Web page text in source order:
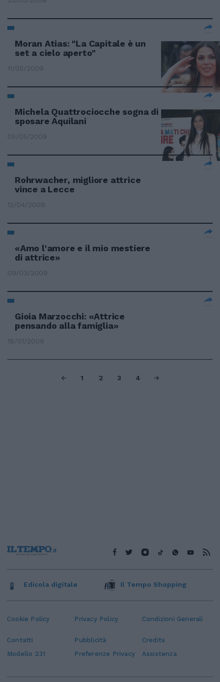
Moran Atias: "La Capitale è un
set a cielo aperto"
11/05/2009
Michela Quattrociocche sogna di
sposare Aquilani
05/05/2009
Rohrwacher, migliore attrice
vince a Lecce
12/04/2009
«Amo l'amore e il mio mestiere
di attrice»
09/03/2009
Gioia Marzocchi: «Attrice
pensando alla famiglia»
18/01/2009
1 2 3 4
Cookie Policy Privacy Policy Condizioni Generali
Contatti Pubblicità
Credits
Modello 231
Preferenze Privacy Assistenza
Edicola digitale Il Tempo Shopping